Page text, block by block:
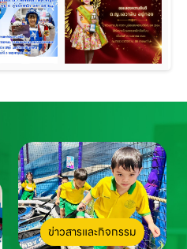
ข่าวสารและกิจกรรม